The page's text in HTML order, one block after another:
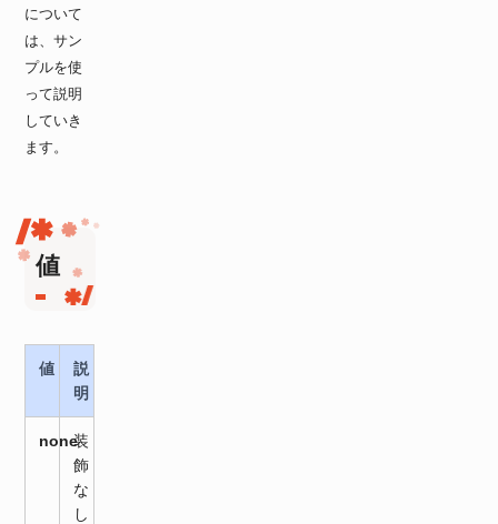
について
は、サン
プルを使
って説明
していき
ます。
値
値
説
明
none装
飾
な
し